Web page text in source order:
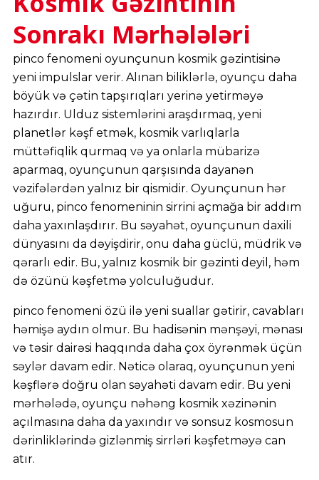
Sonrakı Mərhələləri
pinco fenomeni oyunçunun kosmik gəzintisinə
yeni impulslar verir. Alınan biliklərlə, oyunçu daha
böyük və çətin tapşırıqları yerinə yetirməyə
hazırdır. Ulduz sistemlərini araşdırmaq, yeni
planetlər kəşf etmək, kosmik varlıqlarla
müttəfiqlik qurmaq və ya onlarla mübarizə
aparmaq, oyunçunun qarşısında dayanən
vəzifələrdən yalnız bir qismidir. Oyunçunun hər
uğuru, pinco fenomeninin sirrini açmağa bir addım
daha yaxınlaşdırır. Bu səyahət, oyunçunun daxili
dünyasını da dəyişdirir, onu daha güclü, müdrik və
qərarlı edir. Bu, yalnız kosmik bir gəzinti deyil, həm
də özünü kəşfetmə yolculuğudur.
pinco fenomeni özü ilə yeni suallar gətirir, cavabları
həmişə aydın olmur. Bu hadisənin mənşəyi, mənası
və təsir dairəsi haqqında daha çox öyrənmək üçün
səylər davam edir. Nəticə olaraq, oyunçunun yeni
kəşflərə doğru olan səyahəti davam edir. Bu yeni
mərhələdə, oyunçu nəhəng kosmik xəzinənin
açılmasına daha da yaxındır və sonsuz kosmosun
dərinliklərində gizlənmiş sirrləri kəşfetməyə can
atır.